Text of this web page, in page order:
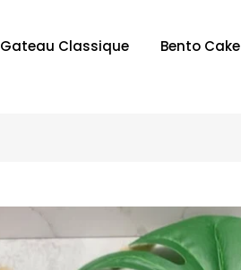
Gateau Classique Bento Cake